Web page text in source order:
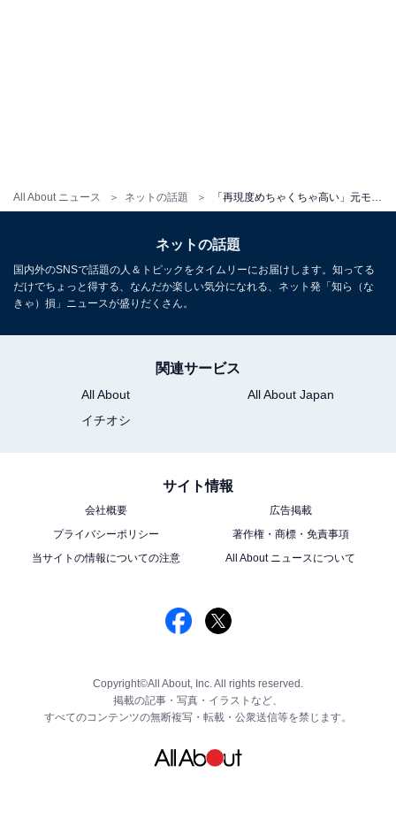
All About ニュース ネットの話題
ネットの話題
国内外のSNSで話題の人＆トピックをタイムリーにお届けします。知ってる
だけでちょっと得する、なんだか楽しい気分になれる、ネット発「知ら（な
きゃ）損」ニュースが盛りだくさん。
関連サービス
All About
All About Japan
イチオシ
サイト情報
会社概要
広告掲載
プライバシーポリシー
著作権・商標・免責事項
当サイトの情報についての注意
All About ニュースについて
Copyright©All About, Inc. All rights reserved.
掲載の記事・写真・イラストなど、
すべてのコンテンツの無断複写・転載・公衆送信等を禁じます。